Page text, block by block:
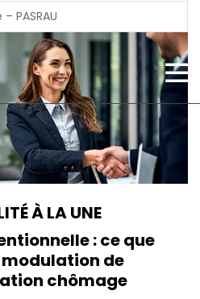
PASRAU
À LA UNE
: ce que
de
chômage